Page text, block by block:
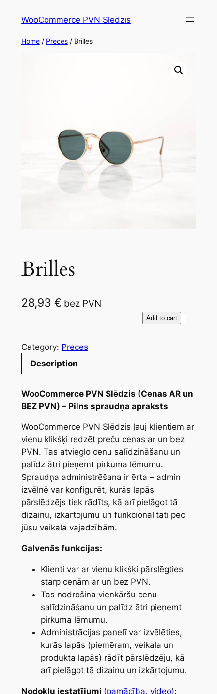
WooCommerce PVN Slēdzis
Home/ Preces/ Brilles
Brilles
28,93 € bez PVN
B
s
q
a
n
t
i
t
y
Add to cart
Category: Preces
Description
WooCommerce PVN Slēdzis (Cenas AR un
BEZ PVN) – Pilns spraudņa apraksts
WooCommerce PVN Slēdzis ļauj klientiem ar
vienu klikšķi redzēt preču cenas ar un bez
PVN. Tas atvieglo cenu salīdzināšanu un
palīdz ātri pieņemt pirkuma lēmumu.
Spraudņa administrēšana ir ērta – admin
izvēlnē var konfigurēt, kurās lapās
pārslēdzējs tiek rādīts, kā arī pielāgot tā
dizainu, izkārtojumu un funkcionalitāti pēc
jūsu veikala vajadzībām.
Galvenās funkcijas:
Klienti var ar vienu klikšķi pārslēgties
starp cenām ar un bez PVN.
Tas nodrošina vienkāršu cenu
salīdzināšanu un palīdz ātri pieņemt
pirkuma lēmumu.
Administrācijas panelī var izvēlēties,
kurās lapās (piemēram, veikala un
produkta lapās) rādīt pārslēdzēju, kā
arī pielāgot tā dizainu un izkārtojumu.
Nodokļu iestatījumi (pamācība, video):